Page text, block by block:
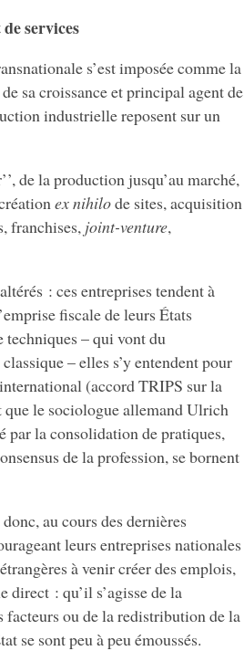
services
s’est imposée comme la
sa croissance et principal agent de
industrielle reposent sur un
de la production jusqu’au marché,
ex nihilode sites, acquisition
franchises, joint-venture,
: ces entreprises tendent à
fiscale de leurs États
techniques – qui vont du
classique – elles s’y entendent pour
(accord TRIPS sur la
le sociologue allemand Ulrich
par la consolidation de pratiques,
de la profession, se bornent
au cours des dernières
leurs entreprises nationales
à venir créer des emplois,
direct : qu’il s’agisse de la
ou de la redistribution de la
se sont peu à peu émoussés.